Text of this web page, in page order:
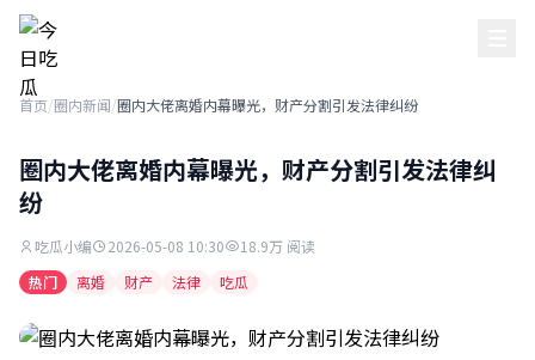
首页/圈内新闻/圈内大佬离婚内幕曝光，财产分割引发法律纠纷
圈内大佬离婚内幕曝光，财产分割引发法律纠
纷
吃瓜小编 2026-05-08 10:30
18.9万 阅读
热门
离婚 财产 法律 吃瓜